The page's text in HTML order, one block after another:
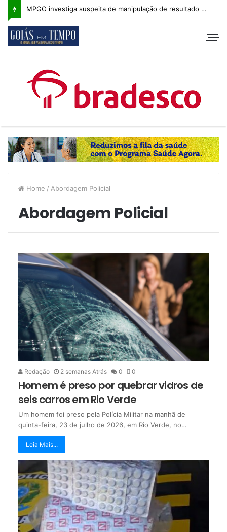
MPGO investiga suspeita de manipulação de resultado na Copa Goiás Sub-20
Home / Abordagem Policial
Abordagem Policial
Redação 2 semanas Atrás 0 0
Homem é preso por quebrar vidros de
seis carros em Rio Verde
Um homem foi preso pela Polícia Militar na manhã de
quinta-feira, 23 de julho de 2026, em Rio Verde, no…
Leia Mais...